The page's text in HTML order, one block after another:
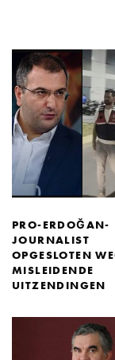
PRO-ERDOĞAN-
JOURNALIST
OPGESLOTEN
MISLEIDENDE
UITZENDINGEN